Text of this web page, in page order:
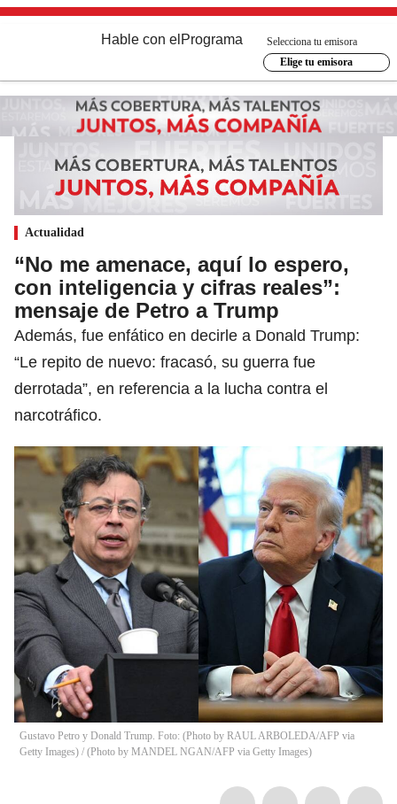
Hable con el Programa
Selecciona tu emisora
Elige tu emisora
Actualidad
“No me amenace, aquí lo espero,
con inteligencia y cifras reales”:
mensaje de Petro a Trump
Además, fue enfático en decirle a Donald Trump:
“Le repito de nuevo: fracasó, su guerra fue
derrotada”, en referencia a la lucha contra el
narcotráfico.
Gustavo Petro y Donald Trump. Foto: (Photo by RAUL ARBOLEDA/AFP via
Getty Images) / (Photo by MANDEL NGAN/AFP via Getty Images)